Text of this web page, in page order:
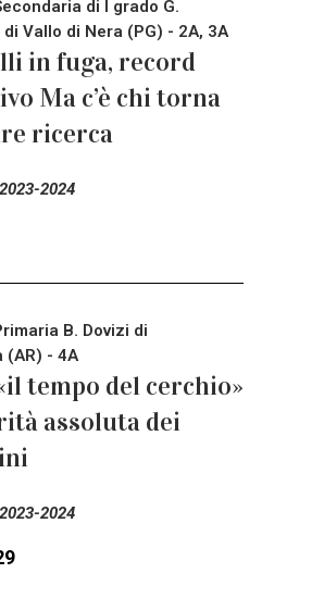
di I grado G.
di Vallo di Nera (PG) - 2A, 3A
in fuga, record
Ma c’è chi torna
ricerca
2024
B. Dovizi di
(AR) - 4A
tempo del cerchio»
assoluta dei
2024